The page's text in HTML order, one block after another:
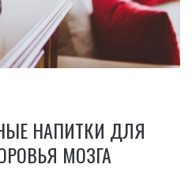
НАПИТКИ ДЛЯ
МОЗГА